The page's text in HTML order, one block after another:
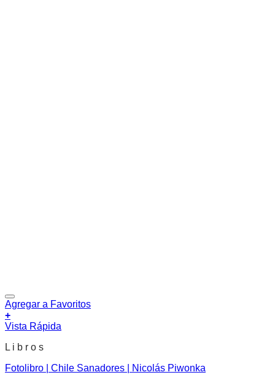
Agregar a Favoritos
+
Vista Rápida
L i b r o s
Fotolibro | Chile Sanadores | Nicolás Piwonka